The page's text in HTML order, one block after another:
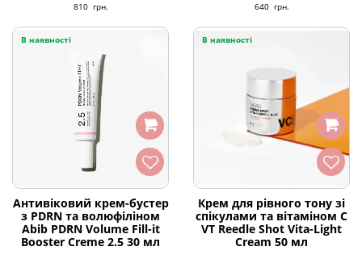
810 грн. 640 грн.
В наявності
Антивіковий крем-бустер
з PDRN та волюфіліном
Abib PDRN Volume Fill-it
Booster Creme 2.5 30 мл
В наявності
Крем для рівного тону зі
спікулами та вітаміном С
VT Reedle Shot Vita-Light
Cream 50 мл